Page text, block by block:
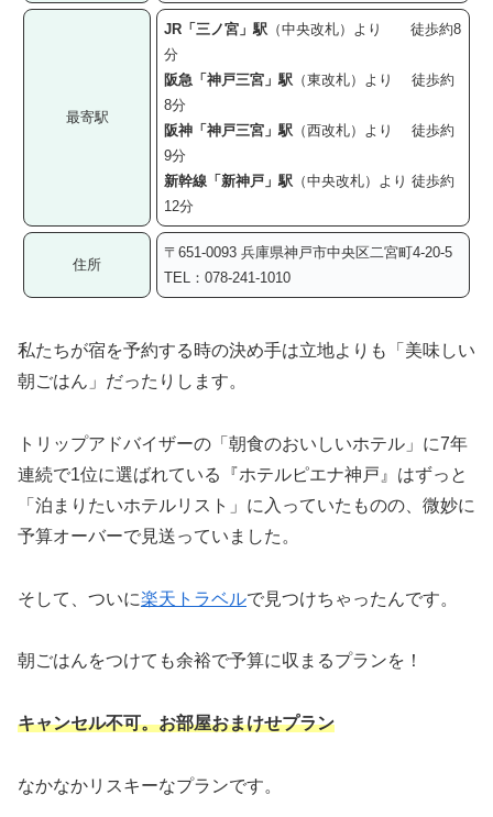
最寄駅
JR「三ノ宮」駅 （中央改札）より 徒歩約8
分
阪急「神戸三宮」駅 （東改札）より 徒歩約
8分
阪神「神戸三宮」駅 （西改札）より 徒歩約
9分
新幹線「新神戸」駅 （中央改札）より 徒歩約
12分
住所
〒651-0093 兵庫県神戸市中央区二宮町4-20-5
TEL：078-241-1010
私たちが宿を予約する時の決め手は立地よりも「美味しい
朝ごはん」だったりします。
トリップアドバイザーの「朝食のおいしいホテル」に7年
連続で1位に選ばれている『ホテルピエナ神戸』はずっと
「泊まりたいホテルリスト」に入っていたものの、微妙に
予算オーバーで見送っていました。
そして、ついに楽天トラベルで見つけちゃったんです。
朝ごはんをつけても余裕で予算に収まるプランを！
キャンセル不可。お部屋おまけせプラン
なかなかリスキーなプランです。